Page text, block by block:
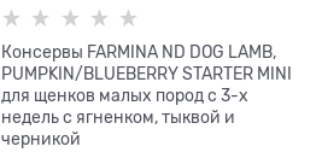
Консервы FARMINA ND DOG LAMB,
PUMPKIN/BLUEBERRY STARTER MINI
для щенков малых пород с 3-х
недель с ягненком, тыквой и
черникой